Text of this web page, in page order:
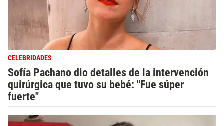
CELEBRIDADES
Sofía Pachano dio detalles de la intervención
quirúrgica que tuvo su bebé: "Fue súper
fuerte"